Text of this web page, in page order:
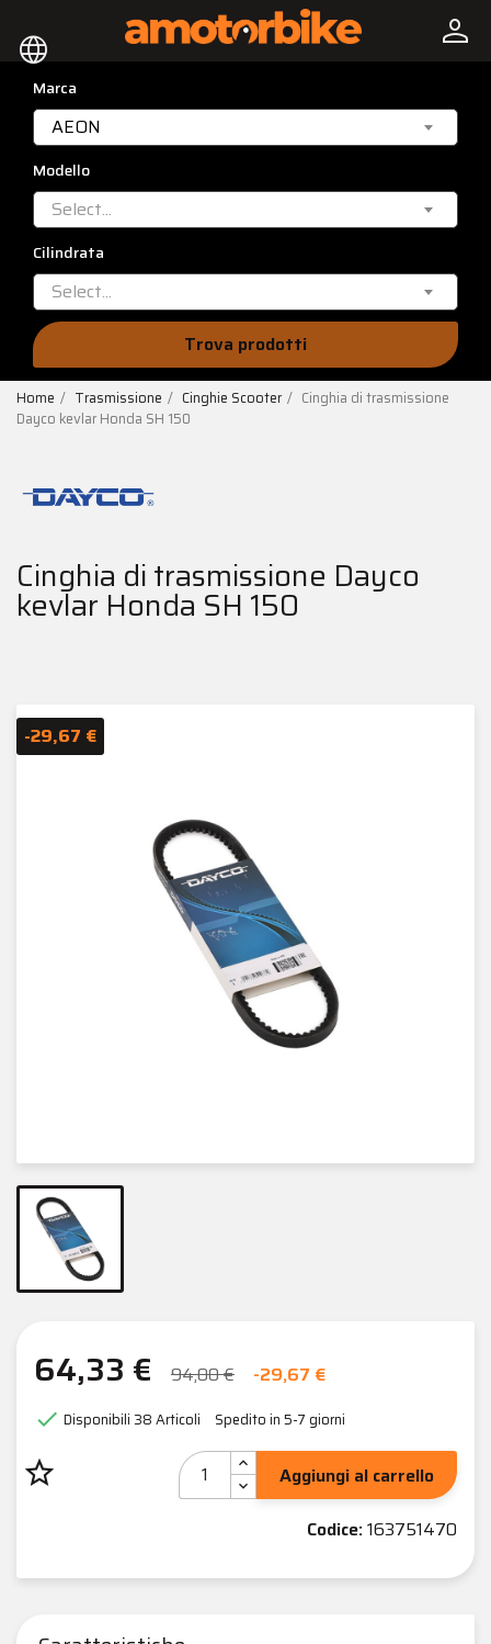
language person
Marca
AEON
Modello
Select...
Cilindrata
Select...
Trova prodotti
Home Trasmissione Cinghie Scooter
Cinghia di trasmissione
Dayco kevlar Honda SH 150
Cinghia di trasmissione Dayco
kevlar Honda SH 150
-29,67 €
64,33 € 94,00 € -29,67 €
 Disponibili38 Articoli Spedito in 5-7 giorni
star_border
Aggiungi al carrello
Codice:163751470